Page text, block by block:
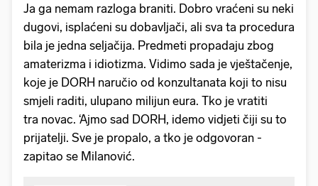
Ja ga nemam razloga braniti. Dobro vraćeni su neki
dugovi, isplaćeni su dobavljači, ali sva ta procedura
bila je jedna seljačija. Predmeti propadaju zbog
amaterizma i idiotizma. Vidimo sada je vještačenje,
koje je DORH naručio od konzultanata koji to nisu
smjeli raditi, ulupano milijun eura. Tko je vratiti
tra novac. ‘Ajmo sad DORH, idemo vidjeti čiji su to
prijatelji. Sve je propalo, a tko je odgovoran -
zapitao se Milanović.